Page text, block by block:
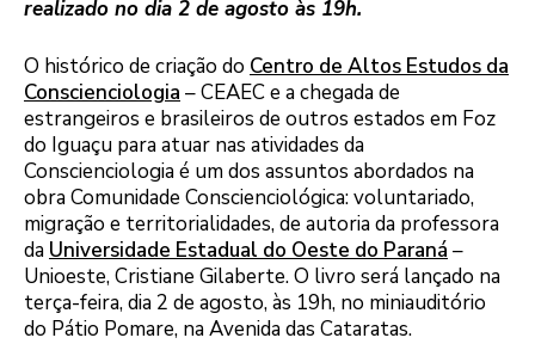
realizado no dia 2 de agosto às 19h.
O histórico de criação do Centro de Altos Estudos da
Conscienciologia – CEAEC e a chegada de
estrangeiros e brasileiros de outros estados em Foz
do Iguaçu para atuar nas atividades da
Conscienciologia é um dos assuntos abordados na
obra Comunidade Conscienciológica: voluntariado,
migração e territorialidades, de autoria da professora
da Universidade Estadual do Oeste do Paraná –
Unioeste, Cristiane Gilaberte. O livro será lançado na
terça-feira, dia 2 de agosto, às 19h, no miniauditório
do Pátio Pomare, na Avenida das Cataratas.